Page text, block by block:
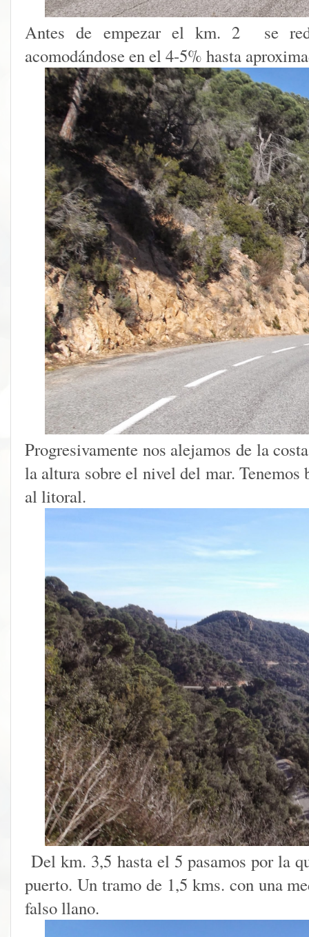
Antes de empezar el km. 2 se
acomodándose en el 4-5% hasta
Progresivamente nos alejamos de la
la altura sobre el nivel del mar.
al litoral.
Del km. 3,5 hasta el 5 pasamos por la
puerto. Un tramo de 1,5 kms. con una
falso llano.